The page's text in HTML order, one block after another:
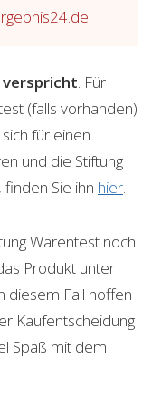
. Für
(falls vorhanden)
für einen
und die Stiftung
Sie ihn hier.
Warentest noch
Produkt unter
diesem Fall hoffen
Kaufentscheidung
Spaß mit dem